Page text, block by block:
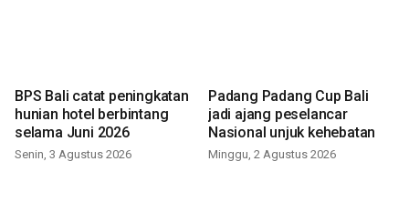
BPS Bali catat peningkatan
hunian hotel berbintang
selama Juni 2026
Senin, 3 Agustus 2026
Padang Padang Cup Bali
jadi ajang peselancar
Nasional unjuk kehebatan
Minggu, 2 Agustus 2026